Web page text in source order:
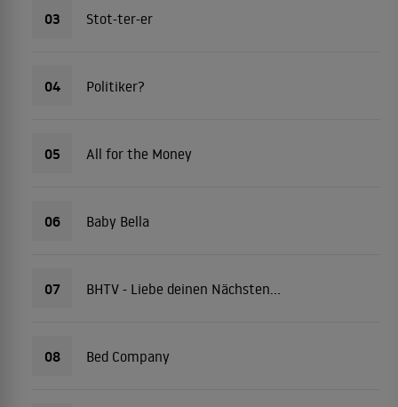
03 Stot-ter-er
04 Politiker?
05 All for the Money
06 Baby Bella
07 BHTV - Liebe deinen Nächsten...
08 Bed Company